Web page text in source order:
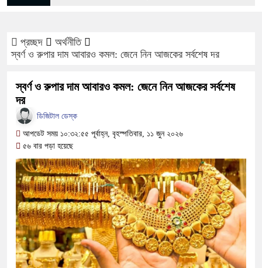
মিয়ানমার সীমান্ত থেকে ৪০ হাজার
গড়ার আহ্বান
নেত্রকোনায় অগ্নিকাণ্ডে ক্ষতিগ্রস্ত
একটি চিঠিই বদলে দিল ৫ম শ্রেণির
শাস্তির বদলে সাভারের ওসি পদে
পড়েছে মেহেরপুরবাসী
দিনাজপুর পলিটেকনিক ইনস্টিটিউটের হীরক
প্রচ্ছদ
অর্থনীতি
স্বর্ণ ও রুপার দাম আবারও কমল: জেনে নিন আজকের সর্বশেষ দর
স্বর্ণ ও রুপার দাম আবারও কমল: জেনে নিন আজকের সর্বশেষ
দর
ডিজিটাল ডেস্ক
আপডেট সময় ১০:৩২:৫৫ পূর্বাহ্ন, বৃহস্পতিবার, ১১ জুন ২০২৬
৫৬ বার পড়া হয়েছে